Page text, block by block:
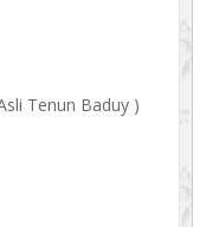
Tenun Baduy )